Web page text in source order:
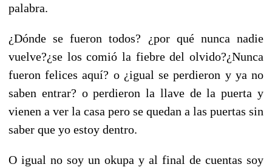
palabra.
¿Dónde se fueron todos? ¿por qué nunca nadie
vuelve?¿se los comió la fiebre del olvido?¿Nunca
fueron felices aquí? o ¿igual se perdieron y ya no
saben entrar? o perdieron la llave de la puerta y
vienen a ver la casa pero se quedan a las puertas sin
saber que yo estoy dentro.
O igual no soy un okupa y al final de cuentas soy